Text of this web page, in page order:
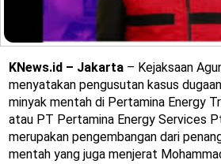
KNews.id – Jakarta – Kejaksaan
menyatakan pengusutan kasus
minyak mentah di Pertamina Energy
atau PT Pertamina Energy Services
merupakan pengembangan dari
mentah yang juga menjerat